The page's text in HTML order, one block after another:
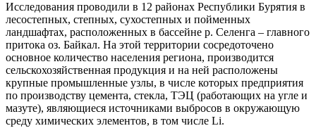
Исследования проводили в 12 районах Республики Бурятия в
лесостепных, степных, сухостепных и пойменных
ландшафтах, расположенных в бассейне р. Селенга – главного
притока оз. Байкал. На этой территории сосредоточено
основное количество населения региона, производится
сельскохозяйственная продукция и на ней расположены
крупные промышленные узлы, в числе которых предприятия
по производству цемента, стекла, ТЭЦ (работающих на угле и
мазуте), являющиеся источниками выбросов в окружающую
среду химических элементов, в том числе Li.